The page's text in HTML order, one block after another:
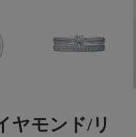
ヤモンド/リ